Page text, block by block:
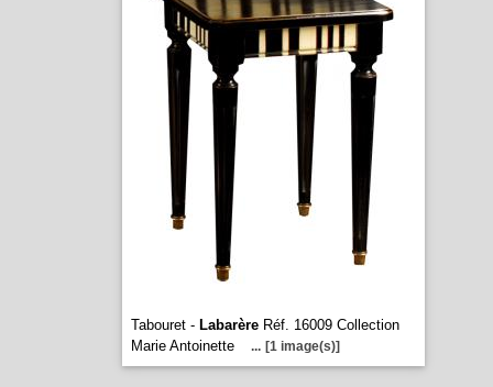
Tabouret - LabarèreRéf. 16009 Collection
Marie Antoinette
... [1 image(s)]